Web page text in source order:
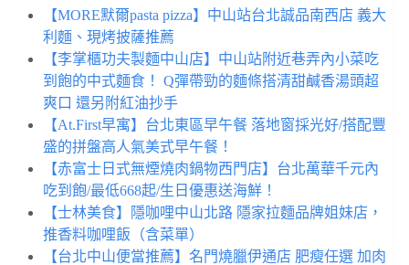
【MORE默爾pasta pizza】中山站台北誠品南西店 義大
利麵、現烤披薩推薦
【李掌櫃功夫製麵中山店】中山站附近巷弄內小菜吃
到飽的中式麵食！ Q彈帶勁的麵條搭清甜鹹香湯頭超
爽口 還另附紅油抄手
【At.First早寓】台北東區早午餐 落地窗採光好/搭配豐
盛的拼盤高人氣美式早午餐！
【赤富士日式無煙燒肉鍋物西門店】台北萬華千元內
吃到飽/最低668起/生日優惠送海鮮！
【士林美食】隱咖哩中山北路 隱家拉麵品牌姐妹店，
推香料咖哩飯（含菜單）
【台北中山便當推薦】名門燒臘伊通店 肥瘦任選 加肉